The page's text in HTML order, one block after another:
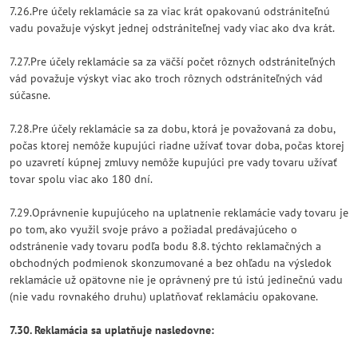
7.26.Pre účely reklamácie sa za viac krát opakovanú odstrániteľnú
vadu považuje výskyt jednej odstrániteľnej vady viac ako dva krát.
7.27.Pre účely reklamácie sa za väčší počet rôznych odstrániteľných
vád považuje výskyt viac ako troch rôznych odstrániteľných vád
súčasne.
7.28.Pre účely reklamácie sa za dobu, ktorá je považovaná za dobu,
počas ktorej nemôže kupujúci riadne užívať tovar doba, počas ktorej
po uzavretí kúpnej zmluvy nemôže kupujúci pre vady tovaru užívať
tovar spolu viac ako 180 dní.
7.29.Oprávnenie kupujúceho na uplatnenie reklamácie vady tovaru je
po tom, ako využil svoje právo a požiadal predávajúceho o
odstránenie vady tovaru podľa bodu 8.8. týchto reklamačných a
obchodných podmienok skonzumované a bez ohľadu na výsledok
reklamácie už opätovne nie je oprávnený pre tú istú jedinečnú vadu
(nie vadu rovnakého druhu) uplatňovať reklamáciu opakovane.
7.30. Reklamácia sa uplatňuje nasledovne: